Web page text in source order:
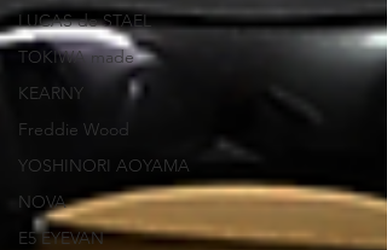
LUCAS de STAEL
TOKIWA made
KEARNY
Freddie Wood
YOSHINORI AOYAMA
NOVA
E5 EYEVAN